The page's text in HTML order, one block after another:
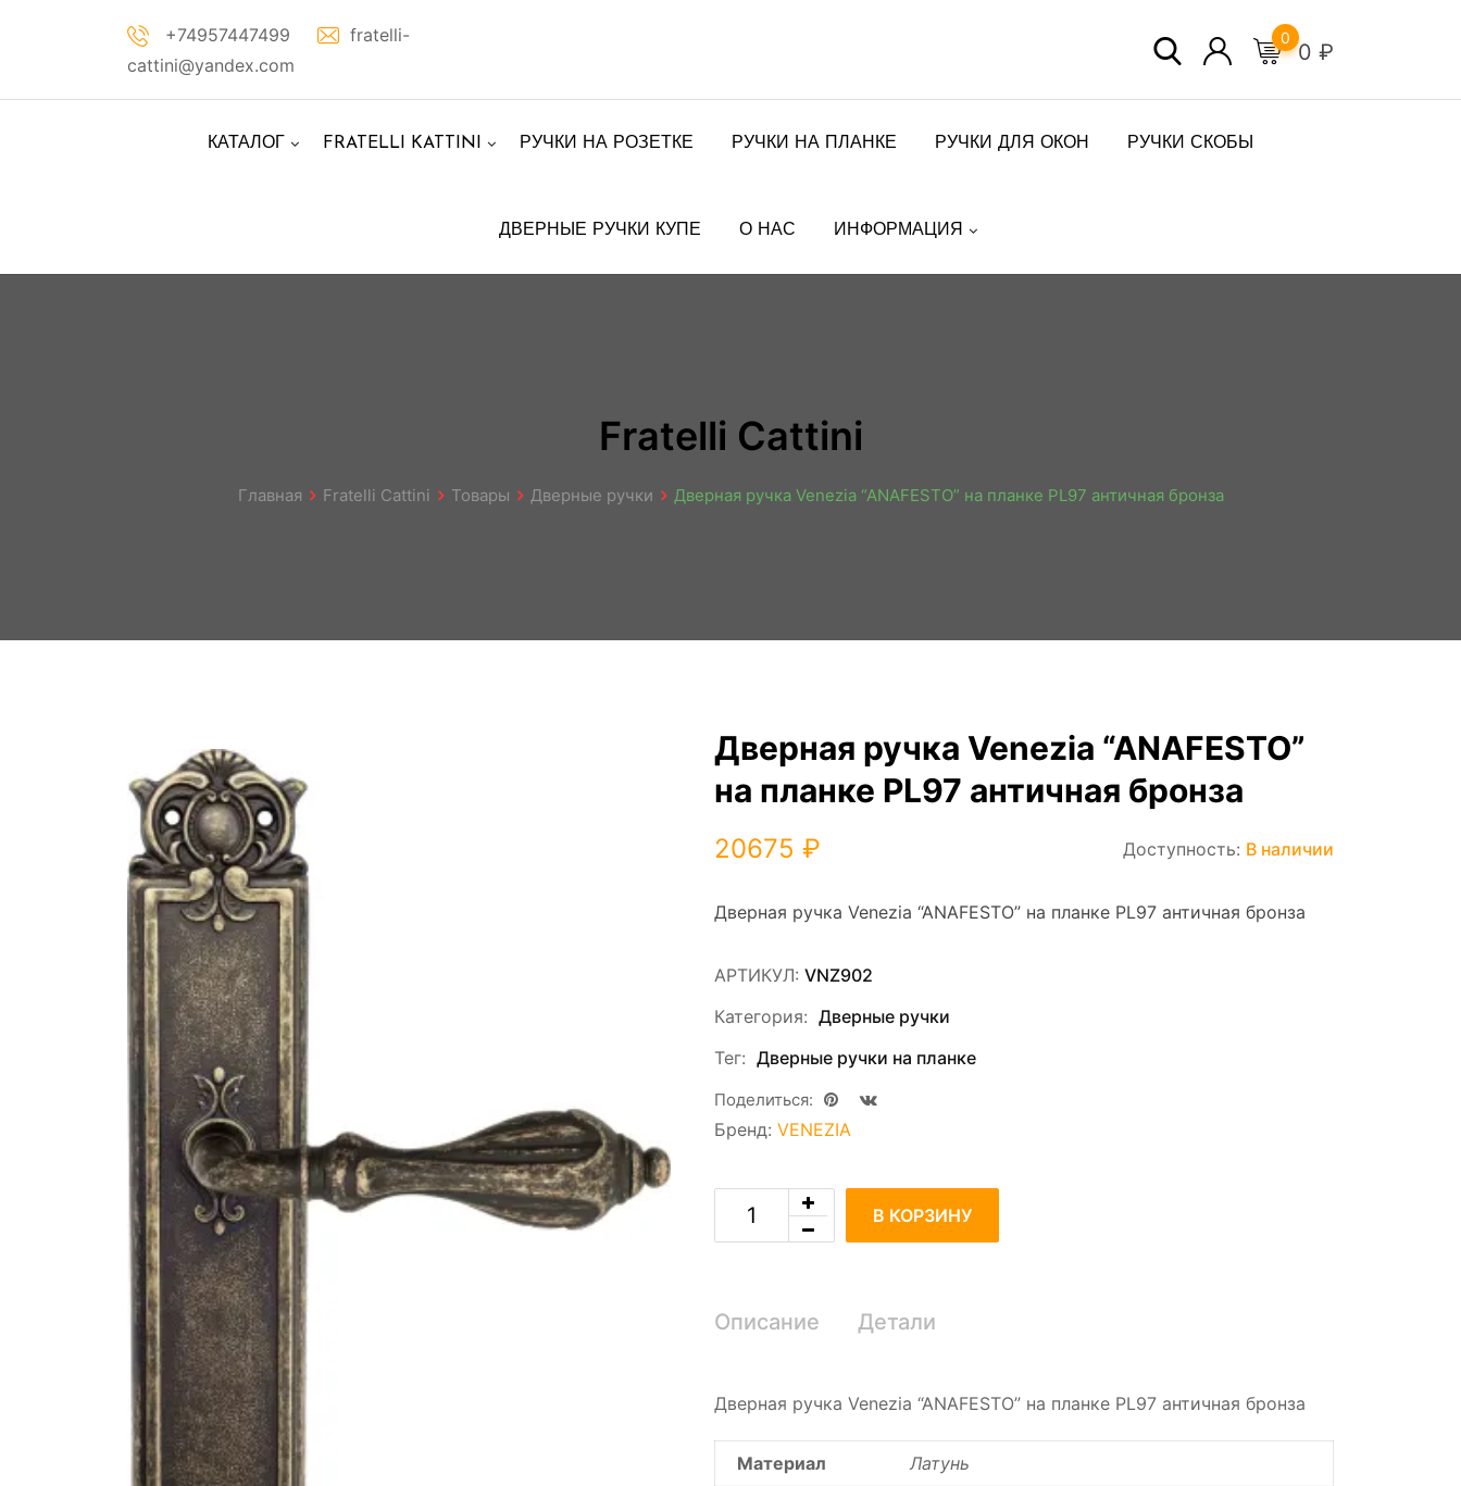
+74957447499
fratelli-
cattini@yandex.com
0 ₽
0
КАТАЛОГ FRATELLI KATTINI РУЧКИ НА РОЗЕТКЕ РУЧКИ НА ПЛАНКЕ РУЧКИ ДЛЯ ОКОН РУЧКИ СКОБЫ
ДВЕРНЫЕ РУЧКИ КУПЕ О НАС ИНФОРМАЦИЯ
Fratelli Cattini
Главная Fratelli Cattini Товары Дверные ручки Дверная ручка Venezia “ANAFESTO” на планке PL97 античная бронза
Дверная ручка Venezia “ANAFESTO”
на планке PL97 античная бронза
20675 ₽ Доступность: В наличии
Дверная ручка Venezia “ANAFESTO” на планке PL97 античная бронза
АРТИКУЛ: VNZ902
Категория: Дверные ручки
Тег: Дверные ручки на планке
Поделиться:
Бренд: VENEZIA
В КОРЗИНУ
Описание Детали
Дверная ручка Venezia “ANAFESTO” на планке PL97 античная бронза
Материал
Латунь